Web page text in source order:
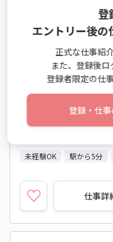
告チラシ制作＆
広告デザイン業務
時給 1,650円～
10:00～16:00 週3
愛知県 名古屋市中
名古屋市営地下
未経験OK 駅から5分
仕事詳
登
エントリー後の
正式な仕事紹
また、登録後
登録者限定の仕
登録・仕